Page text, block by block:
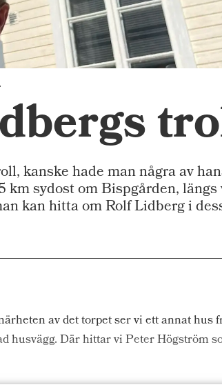
kanske hade man några av
sydost om Bispgården, längs
kan hitta om Rolf Lidberg i
av det torpet ser vi ett annat hus
husvägg. Där hittar vi Peter Högström